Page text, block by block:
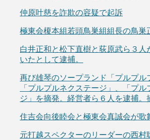
仲原叶慈を詐欺の容疑で起訴
極東会榎本組若頭鳥巣組組長の鳥巣
白井正和と松下直樹と荻原武ら３人
いたとして逮捕。
再び雄琴のソープランド「プルプル
「プルプルネクステージ」、「プ
ジ」を摘発。経営者ら６人を逮捕。
住吉会向後睦会と極東会真誠会が歌
元打越スペクターのリーダーの西村